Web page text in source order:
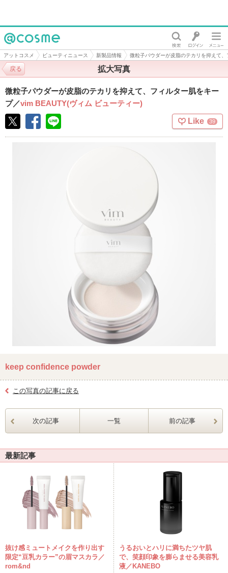
@cosme
アットコスメ ビューティニュース 新製品情報 微粒子パウダーが皮脂のテカリを抑えて
拡大写真
戻る
微粒子パウダーが皮脂のテカリを抑えて、フィルター肌をキー
プ／vim BEAUTY(ヴィム ビューティー)
Like 39
keep confidence powder
この写真の記事に戻る
次の記事 一覧 前の記事
最新記事
抜け感ミュートメイクを作り出す
限定“豆乳カラー”の眉マスカラ／
rom&nd
うるおいとハリに満ちたツヤ肌
で、笑顔印象を膨らませる美容乳
液／KANEBO